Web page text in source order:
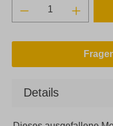
Details